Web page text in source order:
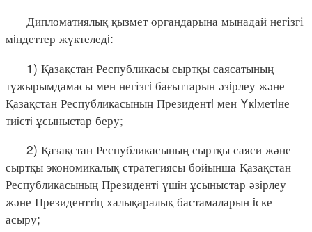
Дипломатиялық қызмет органдарына мынадай негізгі
мiндеттер жүктеледi:
1) Қазақстан Республикасы сыртқы саясатының
тұжырымдамасы мен негізгi бағыттарын әзiрлеу және
Қазақстан Республикасының Президентi мен Yкiметiне
тиiстi ұсыныстар беру;
2) Қазақстан Республикасының сыртқы саяси және
сыртқы экономикалық стратегиясы бойынша Қазақстан
Республикасының Президентi үшiн ұсыныстар әзiрлеу
және Президенттiң халықаралық бастамаларын iске
асыру;